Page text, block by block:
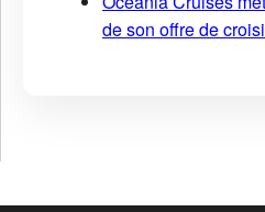
de son offre de